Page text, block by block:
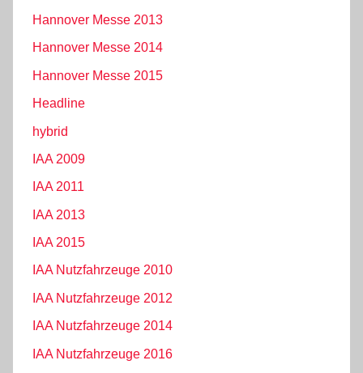
Hannover Messe 2013
Hannover Messe 2014
Hannover Messe 2015
Headline
hybrid
IAA 2009
IAA 2011
IAA 2013
IAA 2015
IAA Nutzfahrzeuge 2010
IAA Nutzfahrzeuge 2012
IAA Nutzfahrzeuge 2014
IAA Nutzfahrzeuge 2016